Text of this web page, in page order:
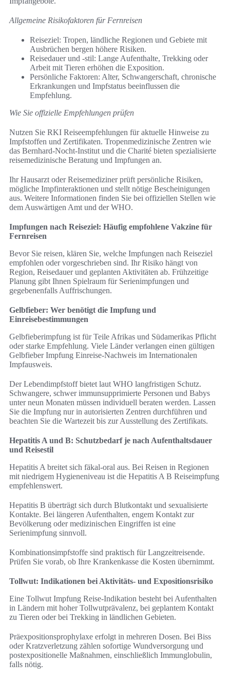
Allgemeine Risikofaktoren für Fernreisen
Reiseziel: Tropen, ländliche Regionen und Gebiete mit
Ausbrüchen bergen höhere Risiken.
Reisedauer und -stil: Lange Aufenthalte, Trekking oder
Arbeit mit Tieren erhöhen die Exposition.
Persönliche Faktoren: Alter, Schwangerschaft, chronische
Erkrankungen und Impfstatus beeinflussen die
Empfehlung.
Wie Sie offizielle Empfehlungen prüfen
Nutzen Sie RKI Reiseempfehlungen für aktuelle Hinweise zu
Impfstoffen und Zertifikaten. Tropenmedizinische Zentren wie
das Bernhard‑Nocht‑Institut und die Charité bieten spezialisierte
reisemedizinische Beratung und Impfungen an.
Ihr Hausarzt oder Reisemediziner prüft persönliche Risiken,
mögliche Impfinteraktionen und stellt nötige Bescheinigungen
aus. Weitere Informationen finden Sie bei offiziellen Stellen wie
dem Auswärtigen Amt und der WHO.
Impfungen nach Reiseziel: Häufig empfohlene Vakzine für
Fernreisen
Bevor Sie reisen, klären Sie, welche Impfungen nach Reiseziel
empfohlen oder vorgeschrieben sind. Ihr Risiko hängt von
Region, Reisedauer und geplanten Aktivitäten ab. Frühzeitige
Planung gibt Ihnen Spielraum für Serienimpfungen und
gegebenenfalls Auffrischungen.
Gelbfieber: Wer benötigt die Impfung und
Einreisebestimmungen
Gelbfieberimpfung ist für Teile Afrikas und Südamerikas Pflicht
oder starke Empfehlung. Viele Länder verlangen einen gültigen
Gelbfieber Impfung Einreise-Nachweis im Internationalen
Impfausweis.
Der Lebendimpfstoff bietet laut WHO langfristigen Schutz.
Schwangere, schwer immunsupprimierte Personen und Babys
unter neun Monaten müssen individuell beraten werden. Lassen
Sie die Impfung nur in autorisierten Zentren durchführen und
beachten Sie die Wartezeit bis zur Ausstellung des Zertifikats.
Hepatitis A und B: Schutzbedarf je nach Aufenthaltsdauer
und Reisestil
Hepatitis A breitet sich fäkal-oral aus. Bei Reisen in Regionen
mit niedrigem Hygieneniveau ist die Hepatitis A B Reiseimpfung
empfehlenswert.
Hepatitis B überträgt sich durch Blutkontakt und sexualisierte
Kontakte. Bei längeren Aufenthalten, engem Kontakt zur
Bevölkerung oder medizinischen Eingriffen ist eine
Serienimpfung sinnvoll.
Kombinationsimpfstoffe sind praktisch für Langzeitreisende.
Prüfen Sie vorab, ob Ihre Krankenkasse die Kosten übernimmt.
Tollwut: Indikationen bei Aktivitäts- und Expositionsrisiko
Eine Tollwut Impfung Reise-Indikation besteht bei Aufenthalten
in Ländern mit hoher Tollwutprävalenz, bei geplantem Kontakt
zu Tieren oder bei Trekking in ländlichen Gebieten.
Präexpositionsprophylaxe erfolgt in mehreren Dosen. Bei Biss
oder Kratzverletzung zählen sofortige Wundversorgung und
postexpositionelle Maßnahmen, einschließlich Immunglobulin,
falls nötig.